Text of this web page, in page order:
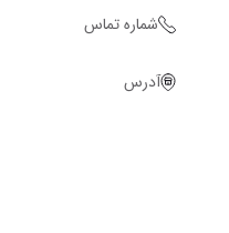
شماره تماس
آدرس